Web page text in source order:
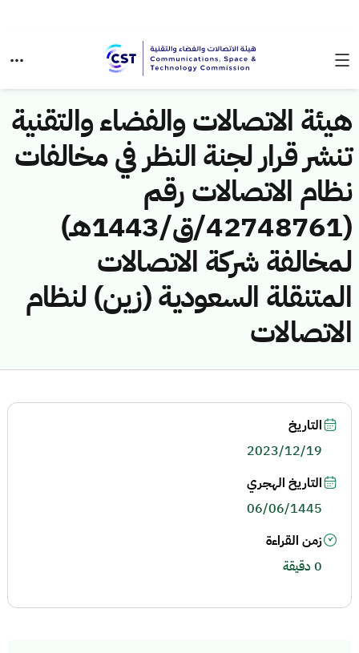
هيئة الاتصالات والفضاء والتقنية
تنشر قرار لجنة النظر في مخالفات
نظام الاتصالات رقم
(42748761/ق/1443هـ)
لمخالفة شركة الاتصالات
المتنقلة السعودية (زين) لنظام
الاتصالات
التاريخ
2023/12/19
التاريخ الهجري
06/06/1445
زمن القراءة
0 دقيقة